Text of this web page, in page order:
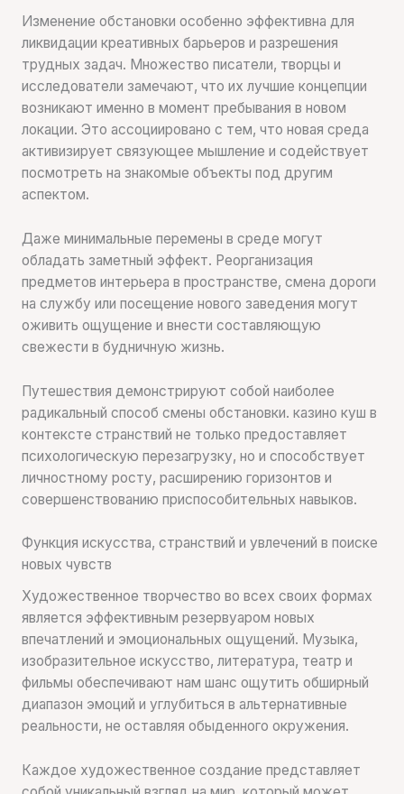
Изменение обстановки особенно эффективна для
ликвидации креативных барьеров и разрешения
трудных задач. Множество писатели, творцы и
исследователи замечают, что их лучшие концепции
возникают именно в момент пребывания в новом
локации. Это ассоциировано с тем, что новая среда
активизирует связующее мышление и содействует
посмотреть на знакомые объекты под другим
аспектом.
Даже минимальные перемены в среде могут
обладать заметный эффект. Реорганизация
предметов интерьера в пространстве, смена дороги
на службу или посещение нового заведения могут
оживить ощущение и внести составляющую
свежести в будничную жизнь.
Путешествия демонстрируют собой наиболее
радикальный способ смены обстановки. казино куш в
контексте странствий не только предоставляет
психологическую перезагрузку, но и способствует
личностному росту, расширению горизонтов и
совершенствованию приспособительных навыков.
Функция искусства, странствий и увлечений в поиске
новых чувств
Художественное творчество во всех своих формах
является эффективным резервуаром новых
впечатлений и эмоциональных ощущений. Музыка,
изобразительное искусство, литература, театр и
фильмы обеспечивают нам шанс ощутить обширный
диапазон эмоций и углубиться в альтернативные
реальности, не оставляя обыденного окружения.
Каждое художественное создание представляет